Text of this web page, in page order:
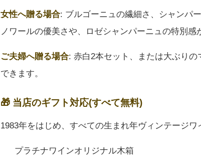
女性へ贈る場合: ブルゴーニュの繊細さ、シャンパ
ノワールの優美さや、ロゼシャンパーニュの特別感
ご夫婦へ贈る場合: 赤白2本セット、または大ぶり
できます。
🎁 当店のギフト対応(すべて無料)
1983年をはじめ、すべての生まれ年ヴィンテージ
プラチナワインオリジナル木箱